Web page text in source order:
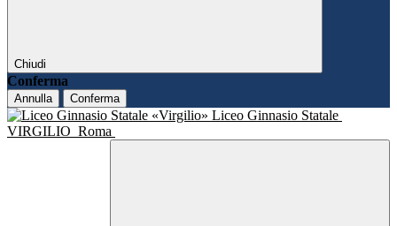
Chiudi
Conferma
Annulla Conferma
Liceo Ginnasio Statale
VIRGILIO Roma